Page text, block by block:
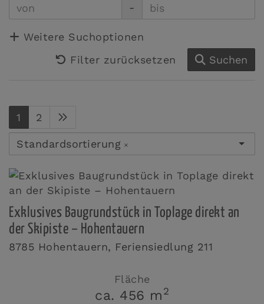
-
Weitere Suchoptionen
Filter zurücksetzen
Suchen
1 2
Standardsortierung ×
Exklusives Baugrundstück in Toplage direkt an
der Skipiste – Hohentauern
8785 Hohentauern, Feriensiedlung 211
Fläche
ca. 456 m 2